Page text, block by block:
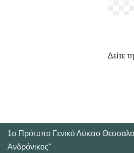
Δείτε
1o Πρότυπο Γενικό Λύκειο
Ανδρόνικος"